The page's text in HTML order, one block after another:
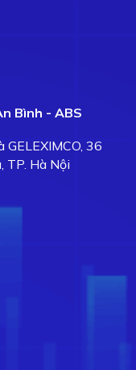
Bình - ABS
36
TP. Hà Nội